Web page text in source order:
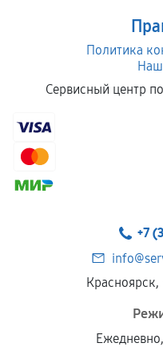
Политика
Сервисный центр
+7